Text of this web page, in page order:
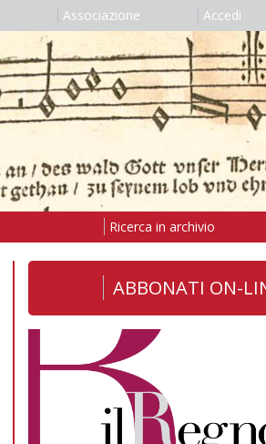
Associazione Accedi
Ricerca in archivio
ABBONATI ON-